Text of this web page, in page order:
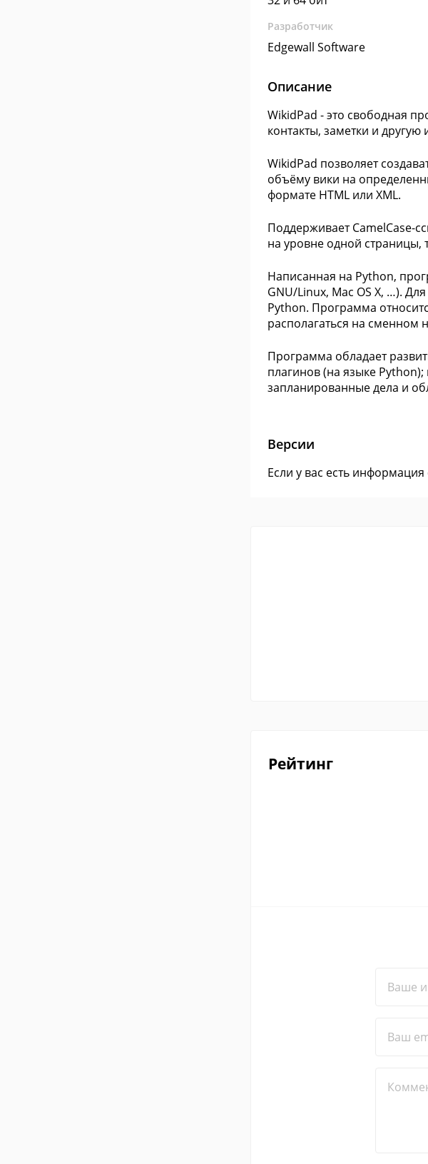
Разработчик
Edgewall Software
Описание
WikidPad - это свободная
контакты, заметки и
WikidPad позволяет
объёму вики на
формате HTML или XML.
Поддерживает CamelCase-
на уровне одной страницы,
Написанная на Python,
GNU/Linux, Mac OS X, …).
Python. Программа
располагаться на сменном
Программа обладает
плагинов (на языке
запланированные дела и
Версии
Если у вас есть
Рейтинг
Ваше
Ваш